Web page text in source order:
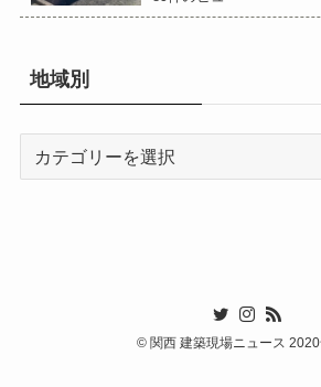
地域別
©関西 建築現場ニュース